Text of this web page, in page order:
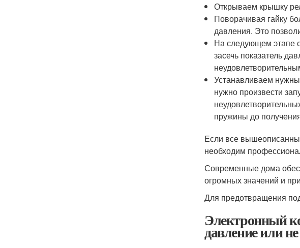
Открываем крышку
Поворачивая гайку
давления. Это
На следующем этапе
засечь показатель
Устанавливаем
нужно произвести
пружины до
Если все
необходим
Современные дома
огромных значений и
Для предотвращения
Электронный
давление или